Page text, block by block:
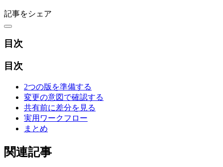
記事をシェア
目次
目次
2つの版を準備する
変更の意図で確認する
共有前に差分を見る
実用ワークフロー
まとめ
関連記事